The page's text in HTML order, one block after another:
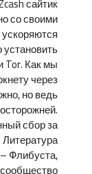
со своими
Tor. Как мы
через
но ведь
сбор за
Флибуста,